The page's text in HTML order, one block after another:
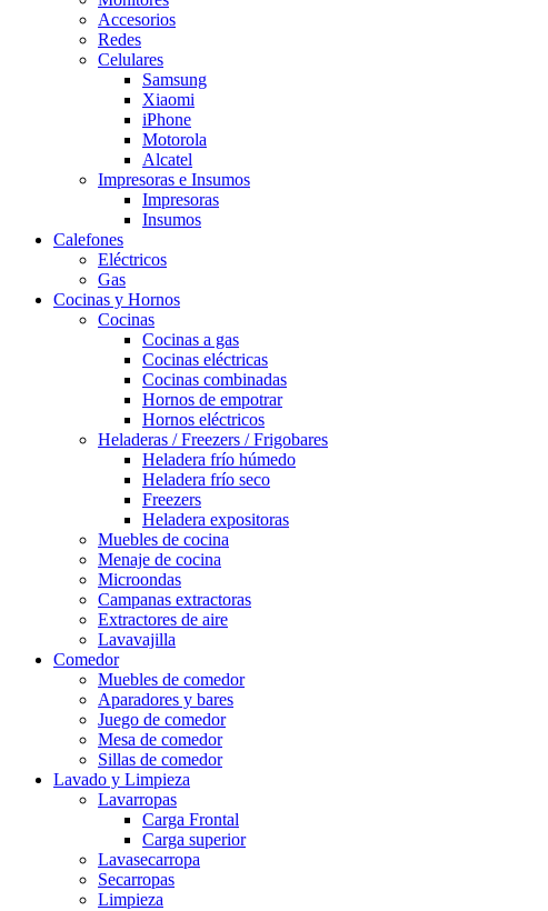
Accesorios
Redes
Celulares
Samsung
Xiaomi
iPhone
Motorola
Alcatel
Impresoras e Insumos
Impresoras
Insumos
Calefones
Eléctricos
Gas
Cocinas y Hornos
Cocinas
Cocinas a gas
Cocinas eléctricas
Cocinas combinadas
Hornos de empotrar
Hornos eléctricos
Heladeras / Freezers / Frigobares
Heladera frío húmedo
Heladera frío seco
Freezers
Heladera expositoras
Muebles de cocina
Menaje de cocina
Microondas
Campanas extractoras
Extractores de aire
Lavavajilla
Comedor
Muebles de comedor
Aparadores y bares
Juego de comedor
Mesa de comedor
Sillas de comedor
Lavado y Limpieza
Lavarropas
Carga Frontal
Carga superior
Lavasecarropa
Secarropas
Limpieza